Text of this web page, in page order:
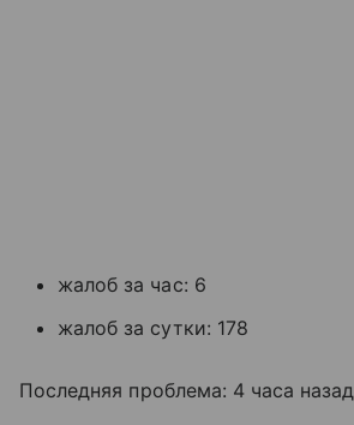
жалоб за час: 6
жалоб за сутки: 178
Последняя проблема: 4 часа назад